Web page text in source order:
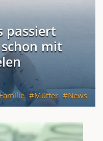
passiert
mit
Familie
Mütter News